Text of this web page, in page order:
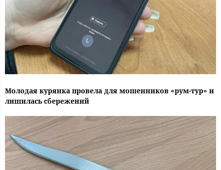
Молодая курянка провела для мошенников «рум-тур» и
лишилась сбережений